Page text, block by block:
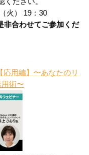
火） 19：30
非合わせてご参加くだ
用編】〜あなたのリ
術〜